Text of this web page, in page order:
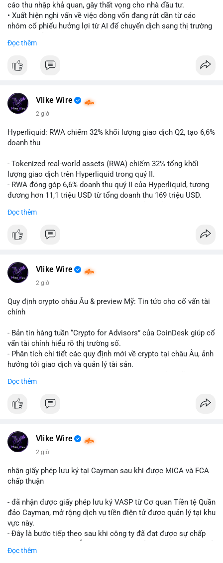
cáo thu nhập khả quan, gây thất vọng cho nhà đầu tư.
• Xuất hiện nghi vấn về việc dòng vốn đang rút dần từ các
nhóm cổ phiếu hưởng lợi từ AI để chuyển dịch sang thị trường
• Diễn biến này có thể là tín hiệu cho thấy sự luân chuyển dòng
$btc $eth
📰 Nguồn: CoinDesk
Đọc thêm
Vlike Wire
2 giờ
Hyperliquid: RWA chiếm 32% khối lượng giao dịch Q2, tạo 6,6%
doanh thu
- Tokenized real-world assets (RWA) chiếm 32% tổng khối
lượng giao dịch trên Hyperliquid trong quý II.
- RWA đóng góp 6,6% doanh thu quý II của Hyperliquid, tương
đương hơn 11,1 triệu USD từ tổng doanh thu 169 triệu USD.
sản hóa thực tế trên sàn giao dịch phi tập trung.
#binancesquare
#vlikevn #titanbot
📰 Nguồn: Cointelegraph
Đọc thêm
Vlike Wire
2 giờ
Quy định crypto châu Âu & preview Mỹ: Tin tức cho cố vấn tài
chính
- Bản tin hàng tuần “Crypto for Advisors” của CoinDesk giúp cố
vấn tài chính hiểu rõ thị trường số.
- Phân tích chi tiết các quy định mới về crypto tại châu Âu, ảnh
hưởng tới giao dịch và quản lý tài sản.
nhà đầu tư chuẩn bị chiến lược.
trong lĩnh vực blockchain.
$btc $eth
#vlikevn #titanbot
Đọc thêm
Vlike Wire
2 giờ
nhận giấy phép lưu ký tại Cayman sau khi được MiCA và FCA
chấp thuận
- đã nhận được giấy phép lưu ký VASP từ Cơ quan Tiền tệ Quần
đảo Cayman, mở rộng dịch vụ tiền điện tử được quản lý tại khu
vực này.
- Đây là bước tiếp theo sau khi công ty đã đạt được sự chấp
quy định toàn cầu.
Đọc thêm